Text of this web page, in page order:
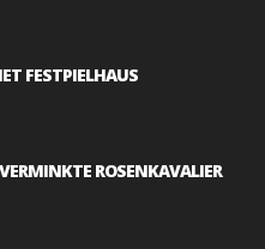
FESTPIELHAUS
ROSENKAVALIER